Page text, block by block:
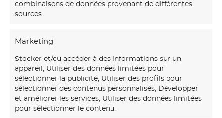
combinaisons de données provenant de différentes
sources.
Marketing
Stocker et/ou accéder à des informations sur un
appareil, Utiliser des données limitées pour
sélectionner la publicité, Utiliser des profils pour
sélectionner des contenus personnalisés, Développer
et améliorer les services, Utiliser des données limitées
pour sélectionner le contenu.